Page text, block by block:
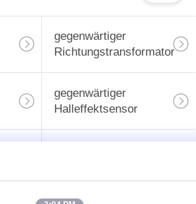
gegenwärtiger
Richtungstransformator
gegenwärtiger
Halleffektsensor